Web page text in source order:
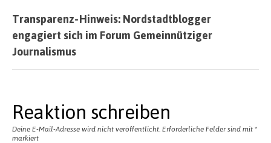
Transparenz-Hinweis: Nordstadtblogger
engagiert sich im Forum Gemeinnütziger
Journalismus
Reaktion schreiben
Deine E-Mail-Adresse wird nicht veröffentlicht. Erforderliche Felder sind mit *
markiert